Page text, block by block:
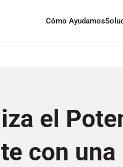
Cómo Ayudamos
el
con una